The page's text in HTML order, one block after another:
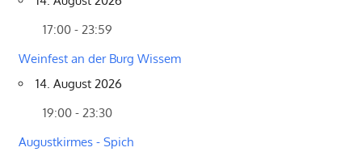
17:00 - 23:59
Weinfest an der Burg Wissem
14. August 2026
19:00 - 23:30
Augustkirmes - Spich